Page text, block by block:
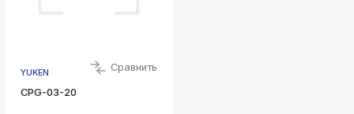
YUKEN Сравнить
CPG-03-20